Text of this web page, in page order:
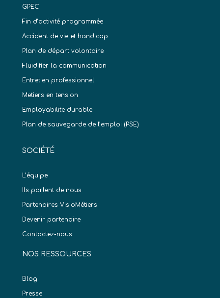
GPEC
Fin d’activité programmée
Accident de vie et handicap
Plan de départ volontaire
Fluidifier la communication
Entretien professionnel
Metiers en tension
Employabilite durable
Plan de sauvegarde de l’emploi (PSE)
SOCIÉTÉ
L’équipe
Ils parlent de nous
Partenaires VisioMétiers
Devenir partenaire
Contactez-nous
NOS RESSOURCES
Blog
Presse